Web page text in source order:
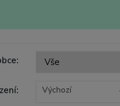
Výchozí